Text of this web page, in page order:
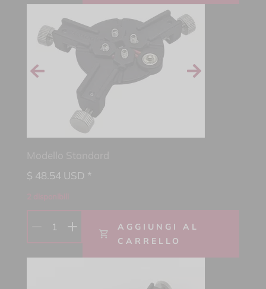
$ 48.54 USD *
1
AGGIUNGI AL
CARRELLO